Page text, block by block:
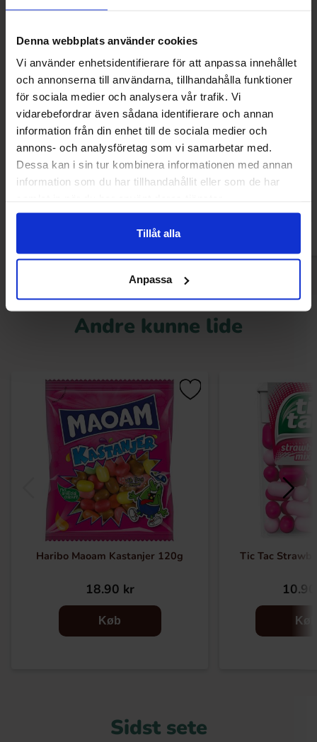
Denna webbplats använder cookies
Vi använder enhetsidentifierare för att anpassa innehållet
och annonserna till användarna, tillhandahålla funktioner
för sociala medier och analysera vår trafik. Vi
vidarebefordrar även sådana identifierare och annan
information från din enhet till de sociala medier och
annons- och analysföretag som vi samarbetar med.
Dessa kan i sin tur kombinera informationen med annan
information som du har tillhandahållit eller som de har
Tillåt alla
Anpassa
Norregade Banan Ugglor 85g
16.90 kr
Rexim
Andre kunne lide
Haribo Maoam Kastanjer 120g
18.90 kr
Køb
Tic Tac
Køb
Sidst sete